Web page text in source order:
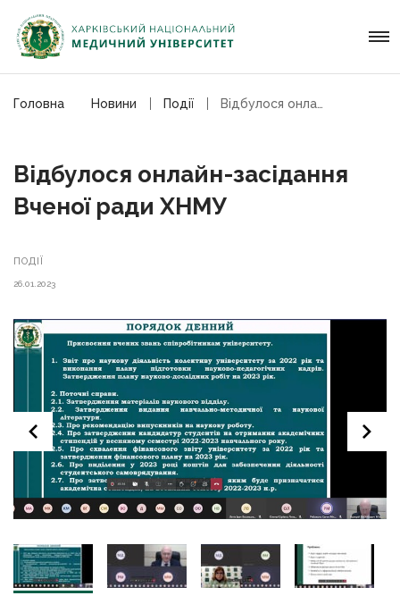
Головна Новини Події
Відбулося онлайн-засідання
Вченої ради ХНМУ
ПОДІЇ
26.01.2023